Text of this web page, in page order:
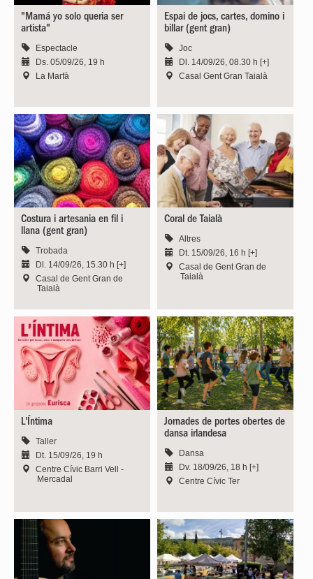
"Mamá yo solo queria ser
artista"
Espectacle
Ds. 05/09/26, 19 h
La Marfà
Espai de jocs, cartes, domino i
billar (gent gran)
Joc
Dl. 14/09/26, 08.30 h [+]
Casal Gent Gran Taialà
Costura i artesania en fil i
llana (gent gran)
Trobada
Dl. 14/09/26, 15.30 h [+]
Casal de Gent Gran de
Taialà
Coral de Taialà
Altres
Dt. 15/09/26, 16 h [+]
Casal de Gent Gran de
Taialà
L'Íntima
Taller
Dt. 15/09/26, 19 h
Centre Cívic Barri Vell -
Mercadal
Jornades de portes obertes de
dansa irlandesa
Dansa
Dv. 18/09/26, 18 h [+]
Centre Cívic Ter